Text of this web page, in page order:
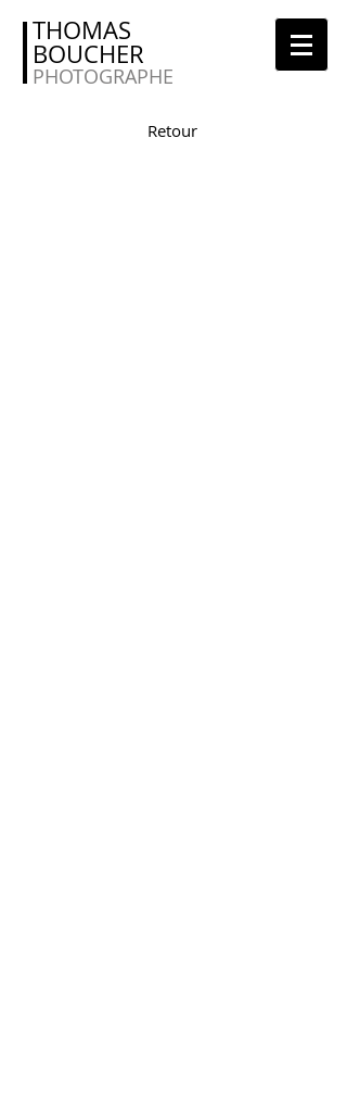
THOMAS
BOUCHER
PHOTOGRAPHE
Retour